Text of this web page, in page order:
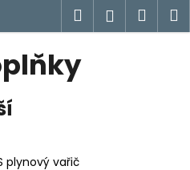
Hledat
plynový vařič